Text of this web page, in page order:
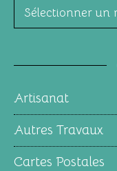
Archives
Artisanat
Autres Travaux
Cartes Postales